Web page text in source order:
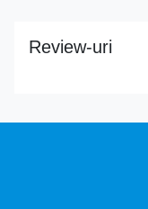
Review-uri